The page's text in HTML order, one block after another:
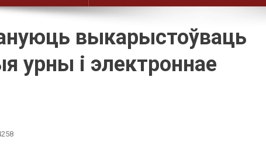
выкарыстоўваць
урны і электроннае